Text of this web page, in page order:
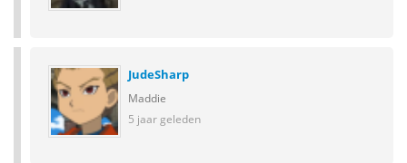
JudeSharp
Maddie
5 jaar geleden